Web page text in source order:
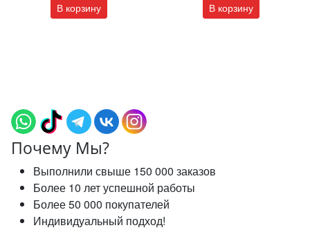
В корзину В корзину
Почему Мы?
Выполнили свыше 150 000 заказов
Более 10 лет успешной работы
Более 50 000 покупателей
Индивидуальный подход!